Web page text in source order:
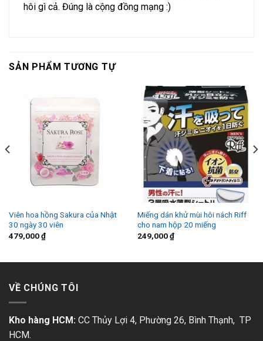
hôi gì cả. Đúng là cộng đồng mạng :)
SẢN PHẨM TƯƠNG TỰ
Viên hoa hồng Sakura của Nhật
30 ngày 30 viên
479,000₫
Miếng dán khử mùi hôi nách Riff
cho nam hộp 20 miếng
249,000₫
VỀ CHÚNG TÔI
Kho hàng HCM: CC Thủy Lợi 4, Phường 26, Bình Thạnh, TP
HCM.